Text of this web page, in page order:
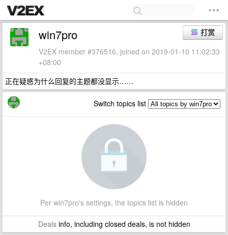
打赏
win7pro
V2EX member #376516, joined on 2019-01-10 11:02:33
+08:00
正在疑惑为什么回复的主题都没显示……
Switch topics list
Per win7pro's settings, the topics list is hidden
Dealsinfo, including closed deals, is not hidden